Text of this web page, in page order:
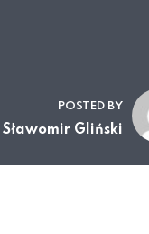
POSTED BY
Sławomir Gliński